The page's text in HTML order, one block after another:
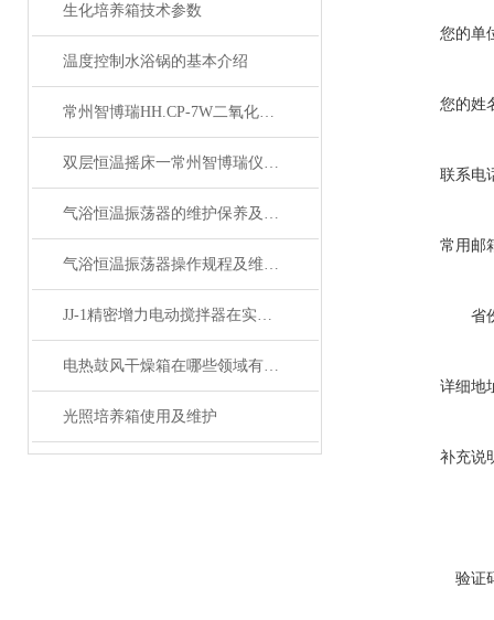
生化培养箱技术参数
温度控制水浴锅的基本介绍
常州智博瑞HH.CP-7W二氧化碳培养箱产品说明
双层恒温摇床一常州智博瑞仪器制造有限公司生产
气浴恒温振荡器的维护保养及其注意事项总结
气浴恒温振荡器操作规程及维护保养
JJ-1精密增力电动搅拌器在实验室中的应用
电热鼓风干燥箱在哪些领域有广泛应用？
光照培养箱使用及维护
您的单
您的姓
联系电
常用邮
省
详细地
补充说
验证